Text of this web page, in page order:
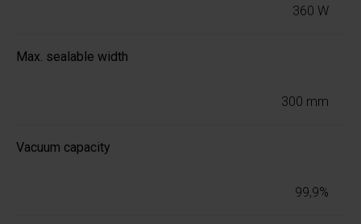
360 W
Max. sealable width
300 mm
Vacuum capacity
99,9%